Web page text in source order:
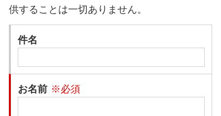
供することは一切ありません。
件名
お名前 ※必須